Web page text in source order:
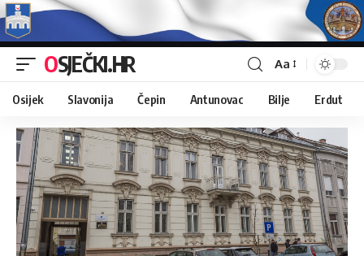
OSJEČKI.HR Aa
Osijek Slavonija Čepin Antunovac Bilje Erdut